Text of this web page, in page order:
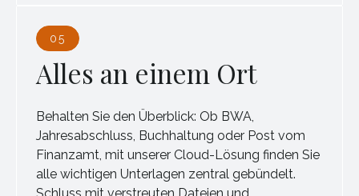
05
Alles an einem Ort
Behalten Sie den Überblick: Ob BWA,
Jahresabschluss, Buchhaltung oder Post vom
Finanzamt, mit unserer Cloud-Lösung finden Sie
alle wichtigen Unterlagen zentral gebündelt.